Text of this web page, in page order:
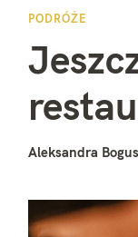
PODRÓŻE
Aleksandra